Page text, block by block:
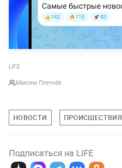
LIFE
Максим Плетнёв
НОВОСТИ ПРОИСШЕСТВИЯ
Подписаться на LIFE